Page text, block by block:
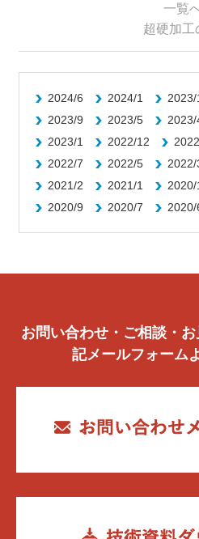
一覧
超硬加工
2024/6 2024/1 2023/
2023/9
2023/5 2023/
2023/1
2022/12
2022/7
2022/5 2022/
2021/2
2021/1 2020/
2020/9
2020/7 2020/
お問い合わせ・ご相談・
記メールフォーム